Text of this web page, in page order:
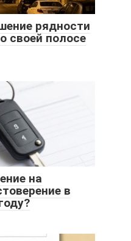
рядности
своей полосе
на
в